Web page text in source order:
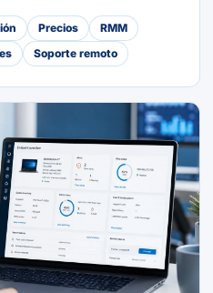
Precios
RMM
Soporte remoto